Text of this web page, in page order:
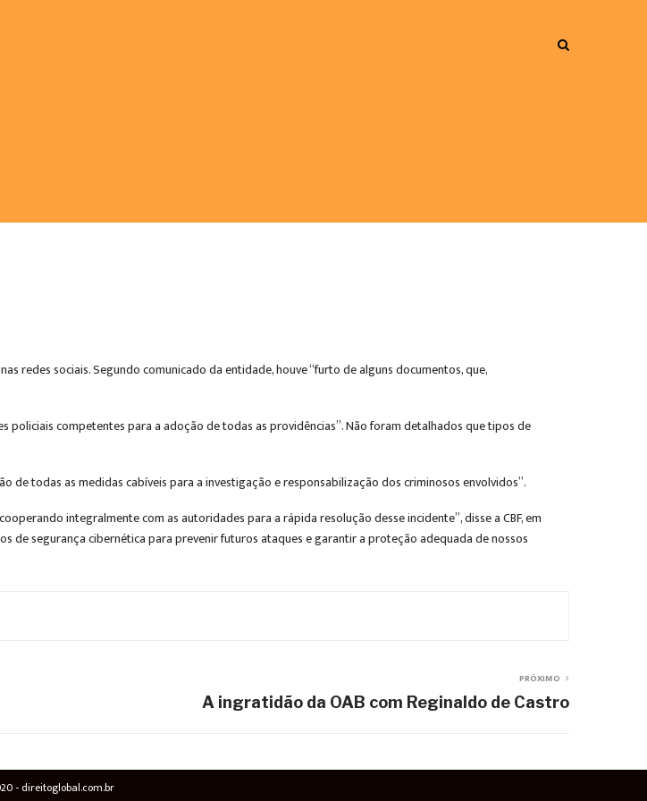
redes sociais. Segundo comunicado da entidade, houve “furto de alguns documentos, que,
competentes para a adoção de todas as providências”. Não foram detalhados que tipos de
todas as medidas cabíveis para a investigação e responsabilização dos criminosos envolvidos”.
integralmente com as autoridades para a rápida resolução desse incidente”, disse a CBF, em
de segurança cibernética para prevenir futuros ataques e garantir a proteção adequada de nossos
PRÓXIMO
A ingratidão da OAB com Reginaldo de Castro
- direitoglobal.com.br